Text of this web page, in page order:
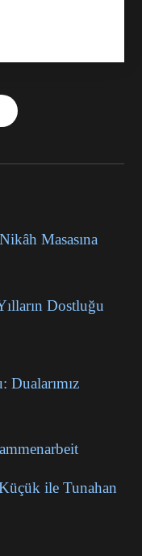
Masasına
Dostluğu
Dualarımız
ile Tunahan